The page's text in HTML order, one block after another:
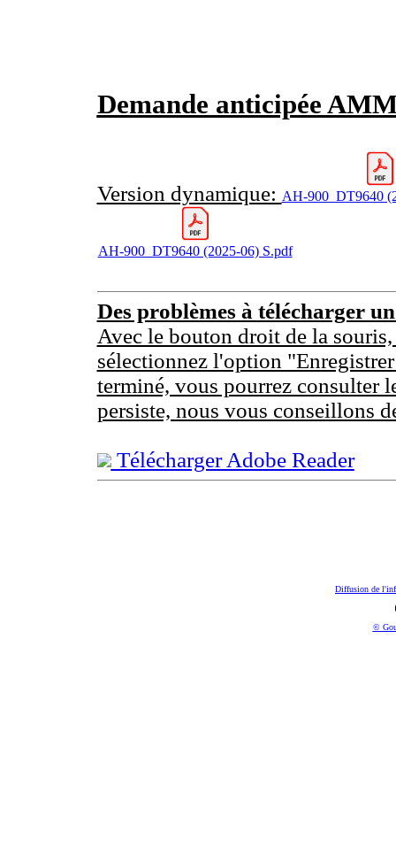
Demande anticipée
Version dynamique: AH-900_DT9640
AH-900_DT9640 (2025-06) S.pdf
Des problèmes à télécharger
Avec le bouton droit de la
sélectionnez l'option
terminé, vous pourrez consulter
persiste, nous vous conseillons
Télécharger Adobe Reader
Diffusion de
©